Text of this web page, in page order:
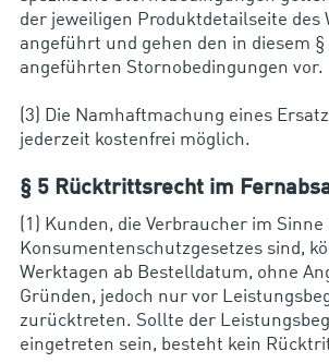
der jeweiligen Produktdetailseite des
angeführt und gehen den in diesem §
angeführten Stornobedingungen vor.
(3) Die Namhaftmachung eines
jederzeit kostenfrei möglich.
§ 5 Rücktrittsrecht im
(1) Kunden, die Verbraucher im Sinne
Konsumentenschutzgesetzes sind,
Werktagen ab Bestelldatum, ohne
Gründen, jedoch nur vor
zurücktreten. Sollte der
eingetreten sein, besteht kein